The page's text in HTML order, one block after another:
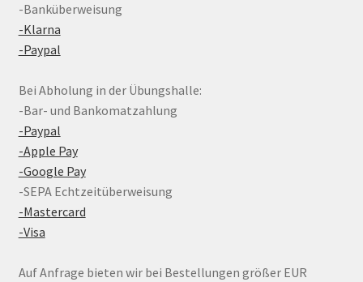
-Banküberweisung
-Klarna
-Paypal
Bei Abholung in der Übungshalle:
-Bar- und Bankomatzahlung
-Paypal
-Apple Pay
-Google Pay
-SEPA Echtzeitüberweisung
-Mastercard
-Visa
Auf Anfrage bieten wir bei Bestellungen größer EUR